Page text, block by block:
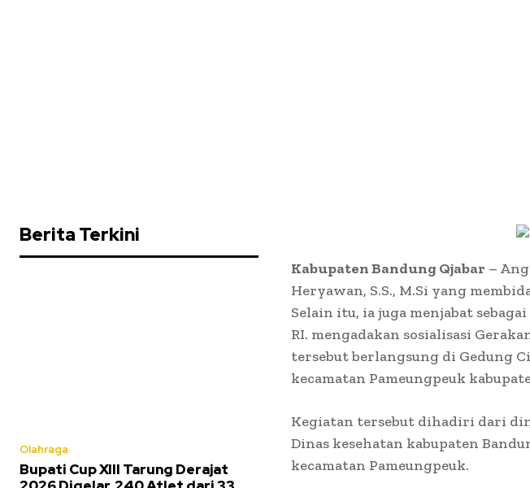
Berita Terkini
Olahraga
Bupati Cup XIII Tarung Derajat
Kabupaten Bandung Qjabar –
Heryawan, S.S., M.Si yang
Selain itu, ia juga menjabat
RI. mengadakan sosialisasi
tersebut berlangsung di Gedung
kecamatan Pameungpeuk
Kegiatan tersebut dihadiri dari
Dinas kesehatan kabupaten
kecamatan Pameungpeuk.